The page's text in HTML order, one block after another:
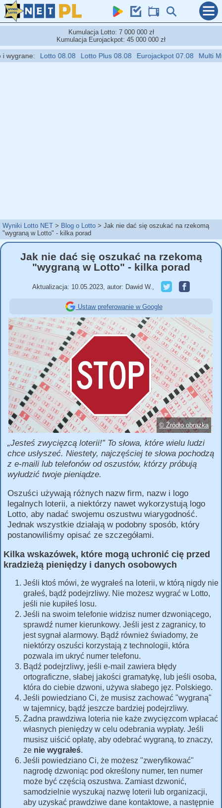
Kumulacja Lotto: 7 000 000 zł
Kumulacja Eurojackpot: 45 000 000 zł
Lotto 08.08 Lotto Plus 08.08 Eurojackpot 07.08 Multi Multi
Wyniki Lotto NET Blog o Lotto
Jak nie dać się oszukać na rzekomą
"wygraną w Lotto" - kilka porad
Jak nie dać się oszukać na rzekomą
"wygraną w Lotto" - kilka porad
Aktualizacja: 10.05.2023 autor: Dawid W.
Ustaw preferowanie w Google
© Źródło obrazka
Jesteś zwycięzcą loterii! To słowa, które wielu ludzi
chce usłyszeć. Niestety, najczęściej te słowa pochodzą
z e-maili lub telefonów od oszustów, którzy próbują
wyłudzić twoje pieniądze.
Oszuści używają różnych nazw firm, nazw i logo
legalnych loterii, a niektórzy nawet wykorzystują logo
Lotto, aby nadać swojemu oszustwu wiarygodność.
Jednak wszystkie działają w podobny sposób, który
postanowiliśmy opisać ze szczegółami.
Kilka wskazówek, które mogą uchronić cię przed
kradzieżą pieniędzy i danych osobowych
Jeśli ktoś mówi, że wygrałeś na loterii, w którą nigdy nie
grałeś, bądź podejrzliwy. Nie możesz wygrać w Lotto,
jeśli nie kupiłeś losu.
Jeśli na swoim telefonie widzisz numer dzwoniącego,
sprawdź numer kierunkowy. Jeśli jest z zagranicy, to
jest sygnał alarmowy. Bądź również świadomy, że
niektórzy oszuści korzystają z technologii, która
pozwala im ukryć numer telefonu.
Bądź podejrzliwy, jeśli e-mail zawiera błędy
ortograficzne, słabej jakości gramatykę, lub jeśli osoba,
która do ciebie dzwoni, używa słabego jęz. Polskiego.
Jeśli powiedziano Ci, że musisz zachować "wygraną"
w tajemnicy, bądź jeszcze bardziej podejrzliwy.
Żadna prawdziwa loteria nie każe zwycięzcom wpłacać
własnych pieniędzy w celu odebrania wypłaty. Jeśli
musisz uiścić opłatę, aby odebrać wygraną, to znaczy,
że nie wygrałeś.
Jeśli powiedziano Ci, że możesz "zweryfikować"
nagrodę dzwoniąc pod określony numer, ten numer
może być częścią oszustwa. Zamiast dzwonić,
samodzielnie wyszukaj nazwę loterii lub organizacji,
aby uzyskać prawdziwe dane kontaktowe, a następnie